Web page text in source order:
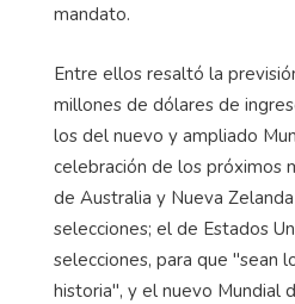
mandato.
Entre ellos resaltó la
millones de dólares de
los del nuevo y ampliado
celebración de los próximos
de Australia y Nueva
selecciones; el de Estados
selecciones, para que "sean
historia", y el nuevo Mundial